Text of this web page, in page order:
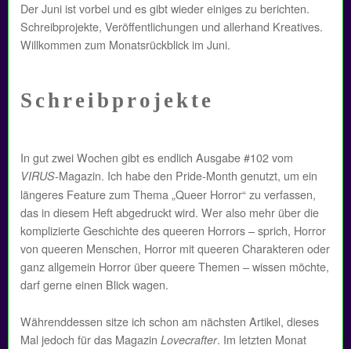
Der Juni ist vorbei und es gibt wieder einiges zu berichten.
Schreibprojekte, Veröffentlichungen und allerhand Kreatives.
Willkommen zum Monatsrückblick im Juni.
Schreibprojekte
In gut zwei Wochen gibt es endlich Ausgabe #102 vom
VIRUS-Magazin. Ich habe den Pride-Month genutzt, um ein
längeres Feature zum Thema „Queer Horror“ zu verfassen,
das in diesem Heft abgedruckt wird. Wer also mehr über die
komplizierte Geschichte des queeren Horrors – sprich, Horror
von queeren Menschen, Horror mit queeren Charakteren oder
ganz allgemein Horror über queere Themen – wissen möchte,
darf gerne einen Blick wagen.
Währenddessen sitze ich schon am nächsten Artikel, dieses
Mal jedoch für das Magazin Lovecrafter. Im letzten Monat